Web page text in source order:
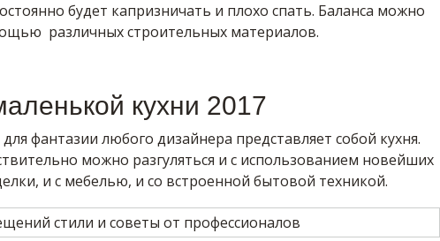
будет капризничать и плохо спать. Баланса можно
различных строительных материалов.
кухни 2017
фантазии любого дизайнера представляет собой кухня.
можно разгуляться и с использованием новейших
и с мебелью, и со встроенной бытовой техникой.